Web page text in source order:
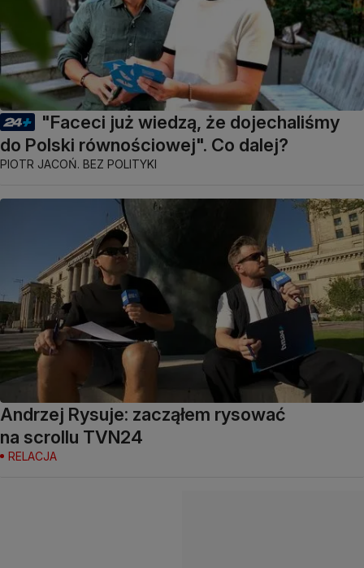
"Faceci już wiedzą, że dojechaliśmy
do Polski równościowej". Co dalej?
PIOTR JACOŃ. BEZ POLITYKI
Andrzej Rysuje: zacząłem rysować
na scrollu TVN24
RELACJA